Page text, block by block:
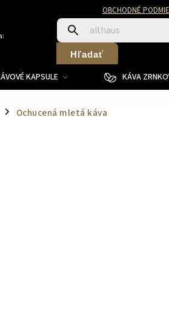
OBCHODNÉ
Hľadať
KAPSULE KÁVA
/ Ochucená mletá káva